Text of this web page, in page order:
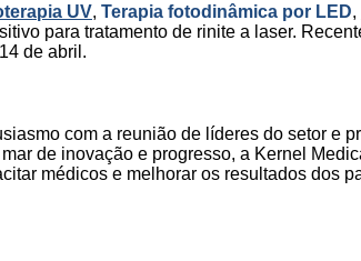
UV, Terapia fotodinâmica por LED,
para tratamento de rinite a laser.
de abril.
com a reunião de líderes do setor e
de inovação e progresso, a Kernel
médicos e melhorar os resultados dos